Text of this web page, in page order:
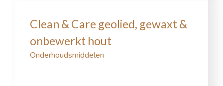
Clean & Care geolied, gewaxt &
onbewerkt hout
Onderhoudsmiddelen